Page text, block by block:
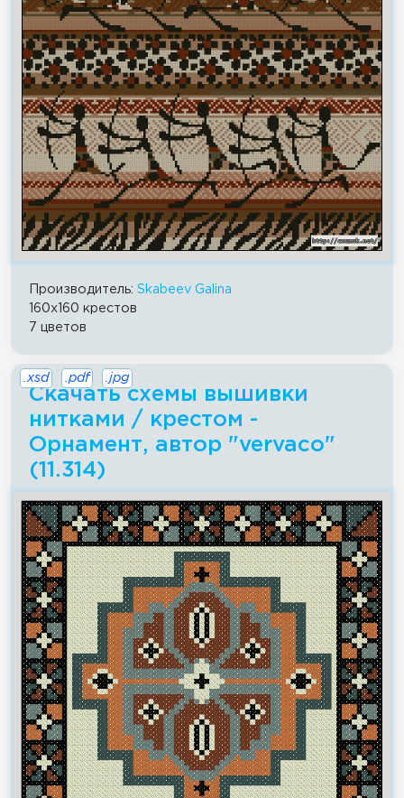
Производитель: Skabeev Galina
160x160 крестов
7 цветов
Скачать схемы вышивки
нитками / крестом -
Орнамент, автор "vervaco"
(11.314)
.xsd .pdf .jpg